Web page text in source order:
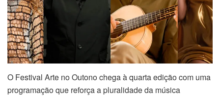
O Festival Arte no Outono chega à quarta edição com uma
programação que reforça a pluralidade da música